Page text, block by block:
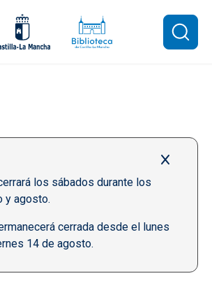
los sábados durante los
y agosto.
cerrada desde el lunes
14 de agosto.